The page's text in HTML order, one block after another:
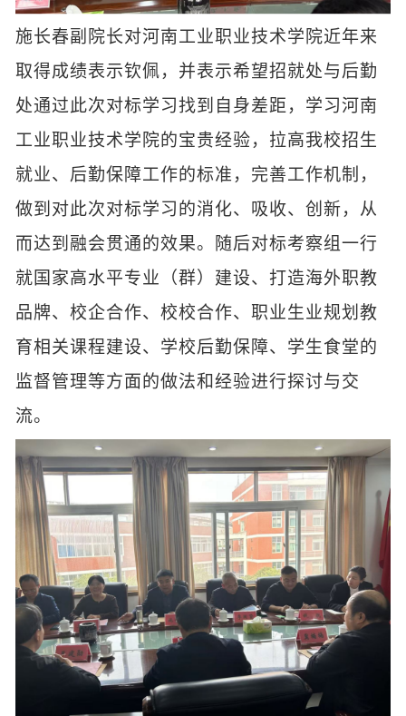
施长春副院长对河南工业职业技术学院近年来
取得成绩表示钦佩，并表示希望招就处与后勤
处通过此次对标学习找到自身差距，学习河南
工业职业技术学院的宝贵经验，拉高我校招生
就业、后勤保障工作的标准，完善工作机制，
做到对此次对标学习的消化、吸收、创新，从
而达到融会贯通的效果。随后对标考察组一行
就国家高水平专业（群）建设、打造海外职教
品牌、校企合作、校校合作、职业生业规划教
育相关课程建设、学校后勤保障、学生食堂的
监督管理等方面的做法和经验进行探讨与交
流。